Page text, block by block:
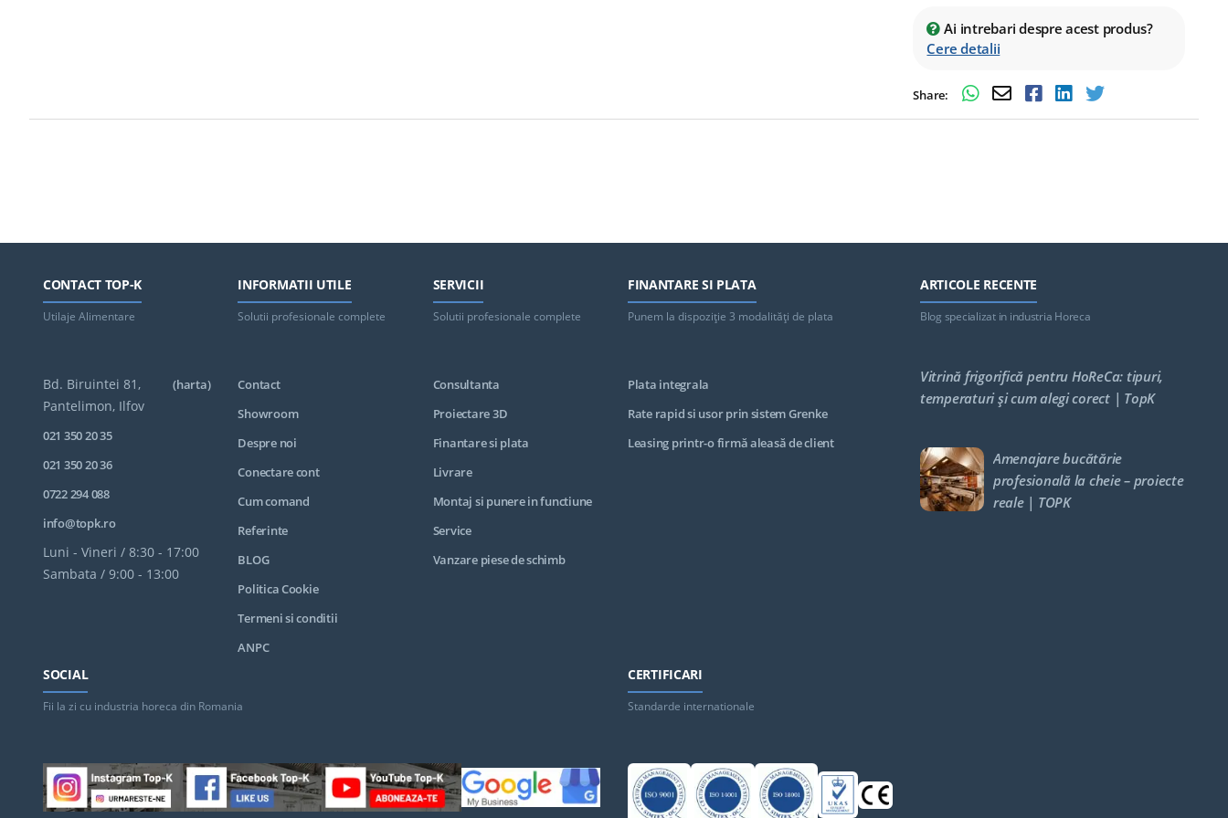
Ai intrebari despre acest produs?
Cere detalii
Share:
CONTACT TOP-K
Utilaje Alimentare
Bd. Biruintei 81,
Pantelimon, Ilfov
(harta)
021 350 20 35
021 350 20 36
0722 294 088
info@topk.ro
Luni - Vineri / 8:30 - 17:00
Sambata / 9:00 - 13:00
INFORMATII UTILE
Solutii profesionale complete
Contact
Showroom
Despre noi
Conectare cont
Cum comand
Referinte
BLOG
Politica Cookie
Termeni si conditii
ANPC
SERVICII
Solutii profesionale complete
Consultanta
Proiectare 3D
Finantare si plata
Livrare
Montaj si punere in functiune
Service
Vanzare piese de schimb
FINANTARE SI PLATA
Punem la dispoziţie 3 modalităţi de plata
Plata integrala
Rate rapid si usor prin sistem Grenke
Leasing printr-o firmă aleasă de client
ARTICOLE RECENTE
Blog specializat in industria Horeca
Vitrină frigorifică pentru HoReCa: tipuri,
temperaturi și cum alegi corect | TopK
Amenajare bucătărie
profesională la cheie – proiecte
reale | TOPK
SOCIAL
Fii la zi cu industria horeca din Romania
CERTIFICARI
Standarde internationale